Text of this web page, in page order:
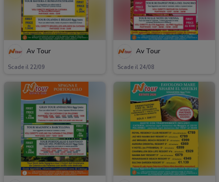
Av Tour
Scade il 22/09
Av Tour
Scade il 24/08